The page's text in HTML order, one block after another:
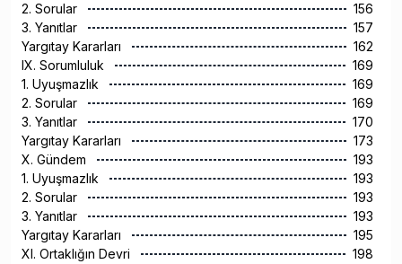
2. Sorular
156
3. Yanıtlar
157
Yargıtay Kararları
162
IX. Sorumluluk
169
1. Uyuşmazlık
169
2. Sorular
169
3. Yanıtlar
170
Yargıtay Kararları
173
X. Gündem
193
1. Uyuşmazlık
193
2. Sorular
193
3. Yanıtlar
193
Yargıtay Kararları
195
XI. Ortaklığın Devri
198